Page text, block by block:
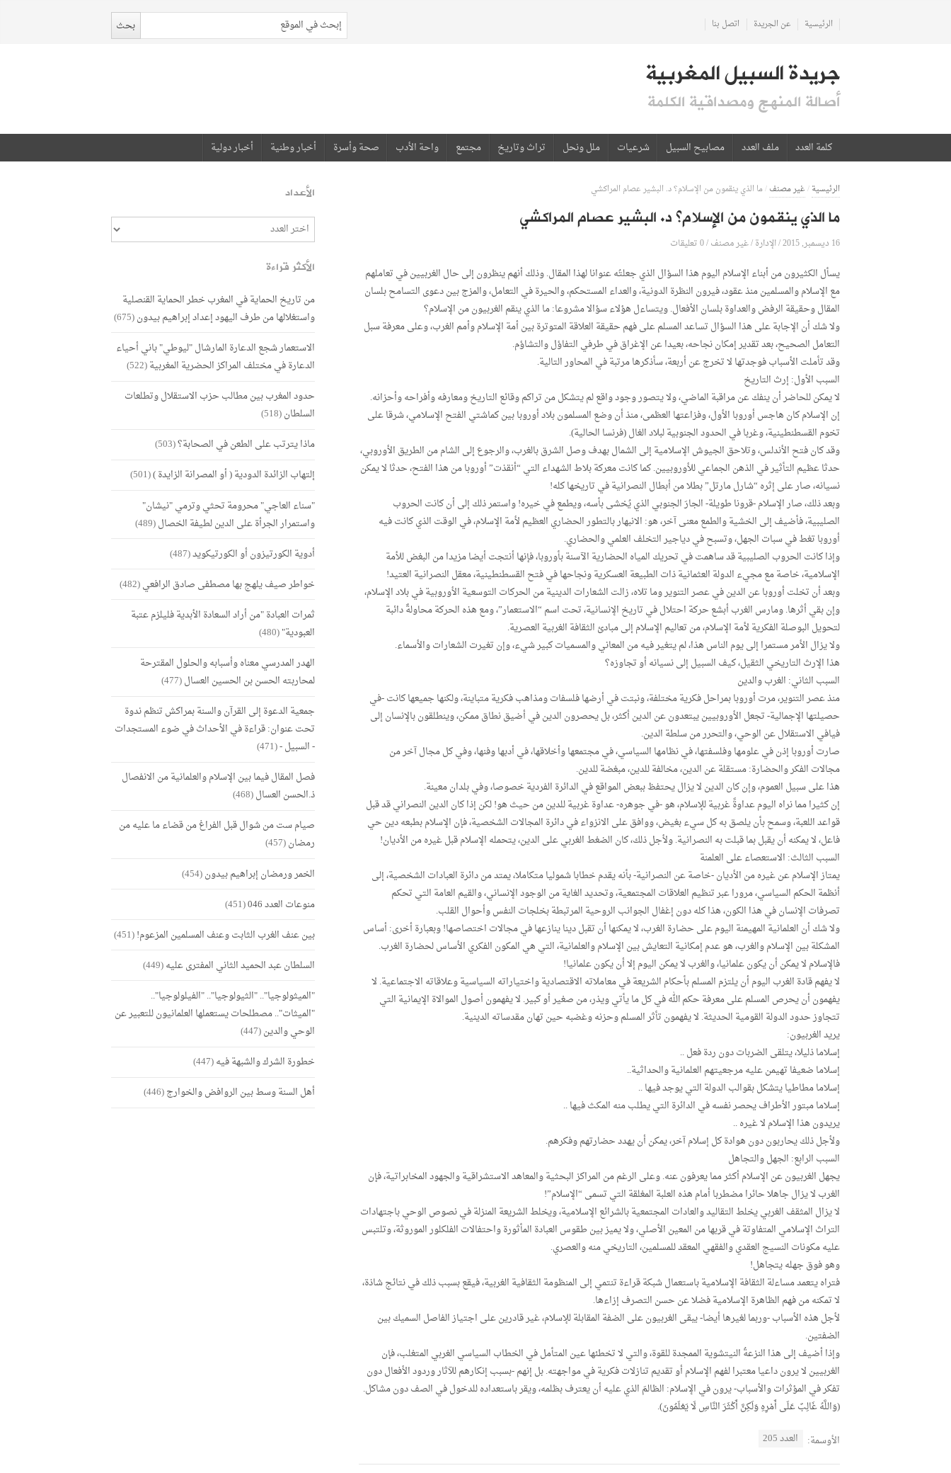
الرئيسية عن الجريدة اتصل بنا
جريدة السبيل المغربية
أصالة المنهج ومصداقية الكلمة
كلمة العدد ملف العدد مصابيح السبيل شرعيات ملل ونحل تراث وتاريخ مجتمع واحة الأدب صحة وأسرة أخبار وطنية أخبار دولية
الرئيسية/غير مصنف/ما الذي ينقمون من الإسلام؟ د. البشير عصام المراكشي
ما الذي ينقمون من الإسلام؟ د. البشير عصام المراكشي
16 ديسمبر, 2015 /الإدارة/غير مصنف/0 تعليقات
يسأل الكثيرون من أبناء الإسلام اليوم هذا السؤال الذي جعلتُه عنوانا لهذا المقال. وذلك أنهم ينظرون إلى حال الغربيين في تعاملهم
مع الإسلام والمسلمين منذ عقود، فيرون النظرة الدونية، والعداء المستحكم، والحيرة في التعامل، والمزج بين دعوى التسامح بلسان
المقال وحقيقة الرفض والعداوة بلسان الأفعال. ويتساءل هؤلاء سؤالا مشروعا: ما الذي ينقم الغربيون من الإسلام؟
ولا شك أن الإجابة على هذا السؤال تساعد المسلم على فهم حقيقة العلاقة المتوترة بين أمة الإسلام وأمم الغرب، وعلى معرفة سبل
التعامل الصحيح، بعد تقدير إمكان نجاحه، بعيدا عن الإغراق في طرفي التفاؤل والتشاؤم.
وقد تأملت الأسباب فوجدتها لا تخرج عن أربعة، سأذكرها مرتبة في المحاور التالية.
السبب الأول: إرث التاريخ
لا يمكن للحاضر أن ينفك عن مراقبة الماضي، ولا يتصور وجود واقع لم يتشكل من تراكم وقائع التاريخ ومعارفه وأفراحه وأحزانه.
إن الإسلام كان هاجس أوروبا الأول، وفزاعتها العظمى، منذ أن وضع المسلمون بلاد أوروبا بين كماشتي الفتح الإسلامي، شرقا على
تخوم القسطنطينية، وغربا في الحدود الجنوبية لبلاد الغال (فرنسا الحالية).
وقد كان فتح الأندلس، وتلاحق الجيوش الإسلامية إلى الشمال بهدف وصل الشرق بالغرب، والرجوع إلى الشام من الطريق الأوروبي،
حدثا عظيم التأثير في الذهن الجماعي للأوروبيين. كما كانت معركة بلاط الشهداء التي “أنقذت” أوروبا من هذا الفتح، حدثا لا يمكن
نسيانه، صار على إثره “شارل مارتل” بطلا من أبطال النصرانية في تاريخها كله!
وبعد ذلك، صار الإسلام -قرونا طويلة- الجارَ الجنوبي الذي يُخشى بأسه، ويطمع في خيره! واستمر ذلك إلى أن كانت الحروب
الصليبية، فأضيف إلى الخشية والطمع معنى آخر، هو: الانبهار بالتطور الحضاري العظيم لأمة الإسلام، في الوقت الذي كانت فيه
أوروبا تغط في سبات الجهل، وتسبح في دياجير التخلف العلمي والحضاري.
وإذا كانت الحروب الصليبية قد ساهمت في تحريك المياه الحضارية الآسنة بأوروبا، فإنها أنتجت أيضا مزيدا من البغض للأمة
الإسلامية، خاصة مع مجيء الدولة العثمانية ذات الطبيعة العسكرية ونجاحها في فتح القسطنطينية، معقل النصرانية العتيد!
وبعد أن تخلت أوروبا عن الدين في عصر التنوير وما تلاه، زالت الشعارات الدينية من الحركات التوسعية الأوروبية في بلاد الإسلام،
وإن بقي أثرها. ومارس الغرب أبشع حركة احتلال في تاريخ الإنسانية، تحت اسم “الاستعمار”، ومع هذه الحركة محاولةٌ دائبة
لتحويل البوصلة الفكرية لأمة الإسلام، من تعاليم الإسلام إلى مبادئ الثقافة الغربية العصرية.
ولا يزال الأمر مستمرا إلى يوم الناس هذا، لم يتغير فيه من المعاني والمسميات كبير شيء، وإن تغيرت الشعارات والأسماء.
هذا الإرث التاريخي الثقيل، كيف السبيل إلى نسيانه أو تجاوزه؟
السبب الثاني: الغرب والدين
منذ عصر التنوير، مرت أوروبا بمراحل فكرية مختلفة، ونبتت في أرضها فلسفات ومذاهب فكرية متباينة، ولكنها جميعها كانت -في
حصيلتها الإجمالية- تجعل الأوروبيين يبتعدون عن الدين أكثر، بل يحصرون الدين في أضيق نطاق ممكن، وينطلقون بالإنسان إلى
فيافي الاستقلال عن الوحي، والتحرر من سلطة الدين.
صارت أوروبا إذن في علومها وفلسفتها، في نظامها السياسي، في مجتمعها وأخلاقها، في أدبها وفنها، وفي كل مجال آخر من
مجالات الفكر والحضارة: مستقلة عن الدين، مخالفة للدين، مبغضة للدين.
هذا على سبيل العموم، وإن كان الدين لا يزال يحتفظ ببعض المواقع في الدائرة الفردية خصوصا، وفي بلدان معينة.
إن كثيرا مما نراه اليوم عداوةً غربية للإسلام، هو -في جوهره- عداوة غربية للدين من حيث هو! لكن إذا كان الدين النصراني قد قبل
قواعد اللعبة، وسمح بأن يلصق به كل سيء بغيض، ووافق على الانزواء في دائرة المجالات الشخصية، فإن الإسلام بطبعه دين حي
فاعل، لا يمكنه أن يقبل بما قبلت به النصرانية. ولأجل ذلك، كان الضغط الغربي على الدين، يتحمله الإسلام قبل غيره من الأديان!
السبب الثالث: الاستعصاء على العلمنة
يمتاز الإسلام عن غيره من الأديان -خاصة عن النصرانية- بأنه يقدم خطابا شموليا متكاملا، يمتد من دائرة العبادات الشخصية، إلى
أنظمة الحكم السياسي، مرورا عبر تنظيم العلاقات المجتمعية، وتحديد الغاية من الوجود الإنساني، والقيم العامة التي تحكم
تصرفات الإنسان في هذا الكون، هذا كله دون إغفال الجوانب الروحية المرتبطة بخلجات النفس وأحوال القلب.
ولا شك أن العلمانية المهيمنة اليوم على حضارة الغرب، لا يمكنها أن تقبل دينا ينازعها في مجالات اختصاصها! وبعبارة أخرى: أساس
المشكلة بين الإسلام والغرب، هو عدم إمكانية التعايش بين الإسلام والعلمانية، التي هي المكون الفكري الأساس لحضارة الغرب.
فالإسلام لا يمكن أن يكون علمانيا، والغرب لا يمكن اليوم إلا أن يكون علمانيا!
لا يفهم قادة الغرب اليوم أن يلتزم المسلم بأحكام الشريعة في معاملاته الاقتصادية واختياراته السياسية وعلاقاته الاجتماعية. لا
يفهمون أن يحرص المسلم على معرفة حكم الله في كل ما يأتي ويذر، من صغير أو كبير. لا يفهمون أصول الموالاة الإيمانية التي
تتجاوز حدود الدولة القومية الحديثة. لا يفهمون تأثر المسلم وحزنه وغضبه حين تهان مقدساته الدينية.
يريد الغربيون:
إسلاما ذليلا، يتلقى الضربات دون ردة فعل ..
إسلاما ضعيفا تهيمن عليه مرجعيتهم العلمانية والحداثية..
إسلاما مطاطيا يتشكل بقوالب الدولة التي يوجد فيها ..
إسلاما مبتور الأطراف يحصر نفسه في الدائرة التي يطلب منه المكث فيها ..
يريدون هذا الإسلام لا غيره ..
ولأجل ذلك يحاربون دون هوادة كل إسلام آخر، يمكن أن يهدد حضارتهم وفكرهم.
السبب الرابع: الجهل والتجاهل
يجهل الغربيون عن الإسلام أكثر مما يعرفون عنه. وعلى الرغم من المراكز البحثية والمعاهد الاستشراقية والجهود المخابراتية، فإن
الغرب لا يزال جاهلا حائرا مضطربا أمام هذه العلبة المغلقة التي تسمى “الإسلام”!
لا يزال المثقف الغربي يخلط التقاليد والعادات المجتمعية بالشرائع الإسلامية، ويخلط الشريعة المنزلة في نصوص الوحي باجتهادات
التراث الإسلامي المتفاوتة في قربها من المعين الأصلي، ولا يميز بين طقوس العبادة المأثورة واحتفالات الفلكلور الموروثة، وتلتبس
عليه مكونات النسيج العقدي والفقهي المعقد للمسلمين، التاريخي منه والعصري.
وهو فوق جهله يتجاهل!
فتراه يتعمد مساءلة الثقافة الإسلامية باستعمال شبكة قراءة تنتمي إلى المنظومة الثقافية الغربية، فيقع بسبب ذلك في نتائج شاذة،
لا تمكنه من فهم الظاهرة الإسلامية فضلا عن حسن التصرف إزاءها.
لأجل هذه الأسباب -وربما لغيرها أيضا- يبقى الغربيون على الضفة المقابلة للإسلام، غير قادرين على اجتياز الفاصل السميك بين
الضفتين.
وإذا أضيف إلى هذا النزعةُ النيتشوية الممجدة للقوة، والتي لا تخطئها عين المتأمل في الخطاب السياسي الغربي المتغلب، فإن
الغربيين لا يرون داعيا معتبرا لفهم الإسلام أو تقديم تنازلات فكرية في مواجهته. بل إنهم -بسبب إنكارهم للآثار وردود الأفعال دون
تفكر في المؤثرات والأسباب- يرون في الإسلام: الظالمَ الذي عليه أن يعترف بظلمه، ويقر باستعداده للدخول في الصف دون مشاكل.
(وَاللَّهُ غَالِبٌ عَلَى أَمْرِهِ وَلَكِنَّ أَكْثَرَ النَّاسِ لَا يَعْلَمُونَ).
الأوسمة: العدد 205
الأعداد
الأكثر قراءة
من تاريخ الحماية في المغرب خطر الحماية القنصلية
واستغلالها من طرف اليهود إعداد إبراهيم بيدون(675)
الاستعمار شجع الدعارة المارشال "ليوطي" باني أحياء
الدعارة في مختلف المراكز الحضرية المغربية(522)
حدود المغرب بين مطالب حزب الاستقلال وتطلعات
السلطان(518)
ماذا يترتب على الطعن في الصحابة؟(503)
إلتهاب الزائدة الدودية ( أو المصرانة الزايدة )(501)
"سناء العاجي" محرومة تحثي وترمي "نيشان"
واستمرار الجرأة على الدين لطيفة الخصال(489)
أدوية الكورتيزون أو الكورتيكويد(487)
خواطر صيف يلهج بها مصطفى صادق الرافعي(482)
ثمرات العبادة "من أراد السعادة الأبدية فليلزم عتبة
العبودية"(480)
الهدر المدرسي معناه وأسبابه والحلول المقترحة
لمحاربته الحسن بن الحسين العسال(477)
جمعية الدعوة إلى القرآن والسنة بمراكش تنظم ندوة
تحت عنوان: قراءة في الأحداث في ضوء المستجدات
- السبيل -(471)
فصل المقال فيما بين الإسلام والعلمانية من الانفصال
ذ.الحسن العسال(468)
صيام ست من شوال قبل الفراغ من قضاء ما عليه من
رمضان(457)
الخمر ورمضان إبراهيم بيدون(454)
منوعات العدد 046
(451)
بين عنف الغرب الثابت وعنف المسلمين المزعوم!(451)
السلطان عبد الحميد الثاني المفترى عليه(449)
"الميثولوجيا".. "الثيولوجيا".. "الفيلولوجيا"..
"الميثات".. مصطلحات يستعملها العلمانيون للتعبير عن
الوحي والدين(447)
خطورة الشرك والشبهة فيه(447)
أهل السنة وسط بين الروافض والخوارج(446)